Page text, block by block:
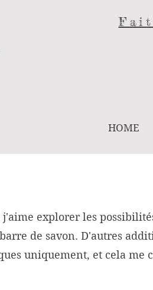
HOME
explorer les
de savon. D'autres
uniquement, et cela me